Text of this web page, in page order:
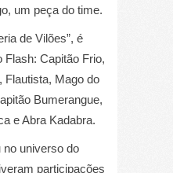
um peça do time.
de Vilões”, é
Capitão Frio,
Flautista, Mago do
Bumerangue,
e Abra Kadabra.
no universo do
participações